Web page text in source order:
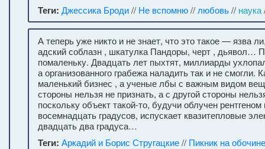
Теги: Джессика Броди// Не вспомню// любовь// наука
А теперь уже никто и не знает, что это такое — язва
адский соблазн , шкатулка Пандоры, черт , дьявол…
помаленьку. Двадцать лет пыхтят, миллиарды
а организованного грабежа наладить так и не смогли.
маленький бизнес , а ученые лбы с важным видом
стороны нельзя не признать, а с другой стороны
поскольку объект такой-то, будучи облучен
восемнадцать градусов, испускает квазитепловые
двадцать два градуса…
Теги: Аркадий и Борис Стругацкие// Пикник на обочине